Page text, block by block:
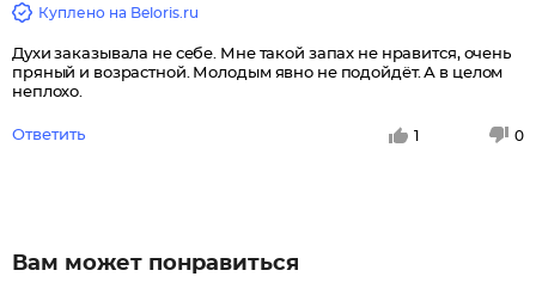
Куплено на Beloris.ru
Духи заказывала не себе. Мне такой запах не нравится, очень
пряный и возрастной. Молодым явно не подойдёт. А в целом
неплохо.
Ответить 1 0
Вам может понравиться